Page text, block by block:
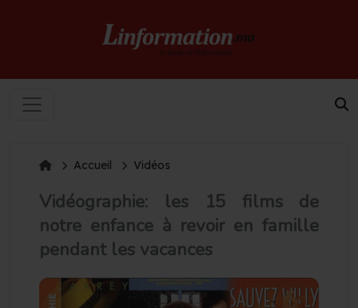
Accueil Vidéos
Vidéographie: les 15 films de
notre enfance à revoir en famille
pendant les vacances